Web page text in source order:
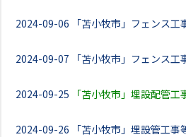
2024-09-06 「苫小牧市」フェンス工
2024-09-07 「苫小牧市」フェンス工
2024-09-25 「苫小牧市」埋設配管工
2024-09-26 「苫小牧市」埋設管工事